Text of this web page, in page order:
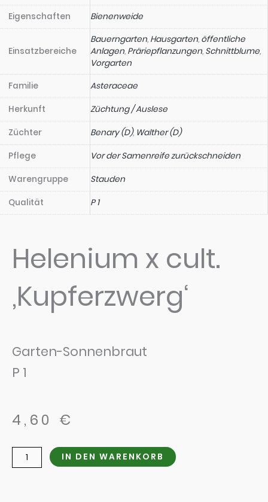
Eigenschaften Bienenweide
Einsatzbereiche
Bauerngarten, Hausgarten, öffentliche
Anlagen, Präriepflanzungen, Schnittblume,
Vorgarten
Familie
Asteraceae
Herkunft Züchtung / Auslese
Züchter Benary (D), Walther (D)
Pflege Vor der Samenreife zurückschneiden
Warengruppe Stauden
Qualität P 1
Helenium x cult.
‚Kupferzwerg‘
Garten-Sonnenbraut
P 1
4,60 €
Helenium
x
IN DEN WARENKORB